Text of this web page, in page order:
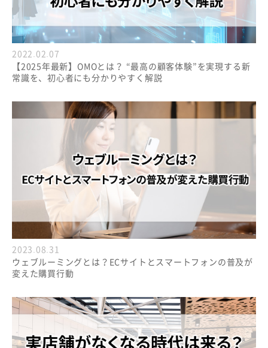
2022.02.07
【2025年最新】OMOとは？ “最高の顧客体験”を実現する新
常識を、初心者にも分かりやすく解説
2023.08.31
ウェブルーミングとは？ECサイトとスマートフォンの普及が
変えた購買行動